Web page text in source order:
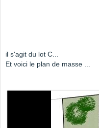
il s'agit du lot C...
Et voici le plan de masse ...